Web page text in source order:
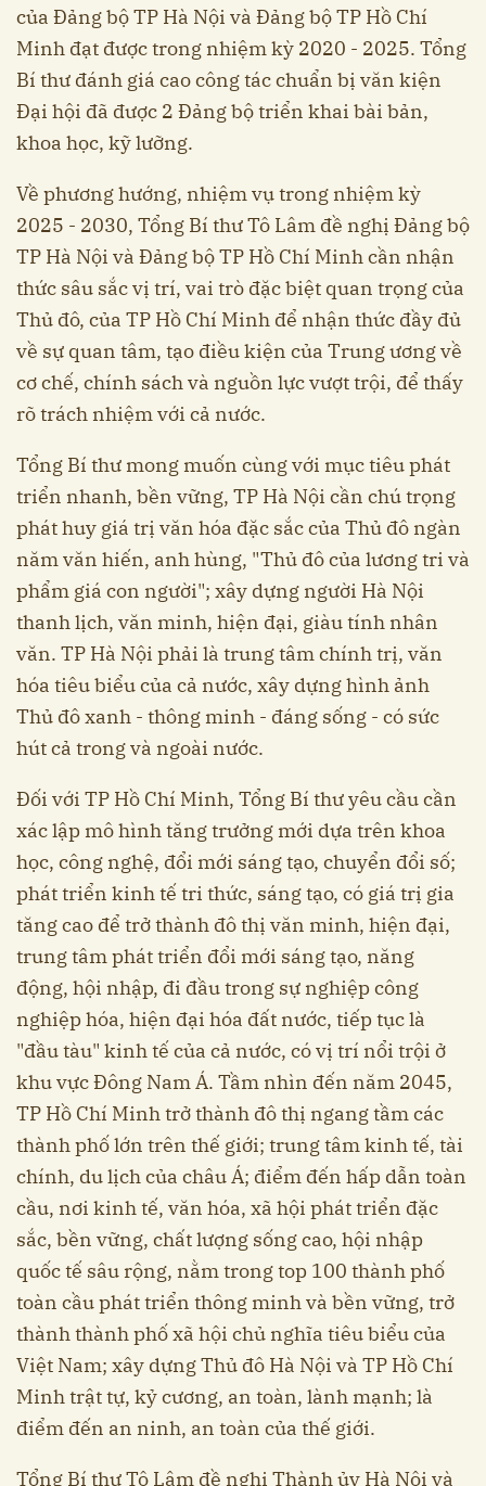
của Đảng bộ TP Hà Nội và Đảng bộ TP Hồ Chí
Minh đạt được trong nhiệm kỳ 2020 - 2025. Tổng
Bí thư đánh giá cao công tác chuẩn bị văn kiện
Đại hội đã được 2 Đảng bộ triển khai bài bản,
khoa học, kỹ lưỡng.
Về phương hướng, nhiệm vụ trong nhiệm kỳ
2025 - 2030, Tổng Bí thư Tô Lâm đề nghị Đảng bộ
TP Hà Nội và Đảng bộ TP Hồ Chí Minh cần nhận
thức sâu sắc vị trí, vai trò đặc biệt quan trọng của
Thủ đô, của TP Hồ Chí Minh để nhận thức đầy đủ
về sự quan tâm, tạo điều kiện của Trung ương về
cơ chế, chính sách và nguồn lực vượt trội, để thấy
rõ trách nhiệm với cả nước.
Tổng Bí thư mong muốn cùng với mục tiêu phát
triển nhanh, bền vững, TP Hà Nội cần chú trọng
phát huy giá trị văn hóa đặc sắc của Thủ đô ngàn
năm văn hiến, anh hùng, "Thủ đô của lương tri và
phẩm giá con người"; xây dựng người Hà Nội
thanh lịch, văn minh, hiện đại, giàu tính nhân
văn. TP Hà Nội phải là trung tâm chính trị, văn
hóa tiêu biểu của cả nước, xây dựng hình ảnh
Thủ đô xanh - thông minh - đáng sống - có sức
hút cả trong và ngoài nước.
Đối với TP Hồ Chí Minh, Tổng Bí thư yêu cầu cần
xác lập mô hình tăng trưởng mới dựa trên khoa
học, công nghệ, đổi mới sáng tạo, chuyển đổi số;
phát triển kinh tế tri thức, sáng tạo, có giá trị gia
tăng cao để trở thành đô thị văn minh, hiện đại,
trung tâm phát triển đổi mới sáng tạo, năng
động, hội nhập, đi đầu trong sự nghiệp công
nghiệp hóa, hiện đại hóa đất nước, tiếp tục là
"đầu tàu" kinh tế của cả nước, có vị trí nổi trội ở
khu vực Đông Nam Á. Tầm nhìn đến năm 2045,
TP Hồ Chí Minh trở thành đô thị ngang tầm các
thành phố lớn trên thế giới; trung tâm kinh tế, tài
chính, du lịch của châu Á; điểm đến hấp dẫn toàn
cầu, nơi kinh tế, văn hóa, xã hội phát triển đặc
sắc, bền vững, chất lượng sống cao, hội nhập
quốc tế sâu rộng, nằm trong top 100 thành phố
toàn cầu phát triển thông minh và bền vững, trở
thành thành phố xã hội chủ nghĩa tiêu biểu của
Việt Nam; xây dựng Thủ đô Hà Nội và TP Hồ Chí
Minh trật tự, kỷ cương, an toàn, lành mạnh; là
điểm đến an ninh, an toàn của thế giới.
Tổng Bí thư Tô Lâm đề nghị Thành ủy Hà Nội và